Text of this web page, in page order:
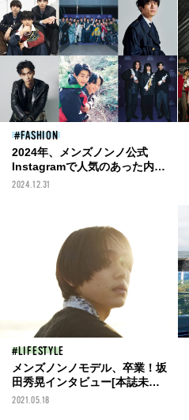
FASHION
2024年、メンズノンノ公式
Instagramで人気のあった内容
は？最新ファッション&ビュー
投稿を一挙紹介！
2024.12.31
LIFESTYLE
メンズノンノモデル、卒業！坂
田秀晃インタビュー[本誌未掲
載ショットも公開！]
2021.05.18